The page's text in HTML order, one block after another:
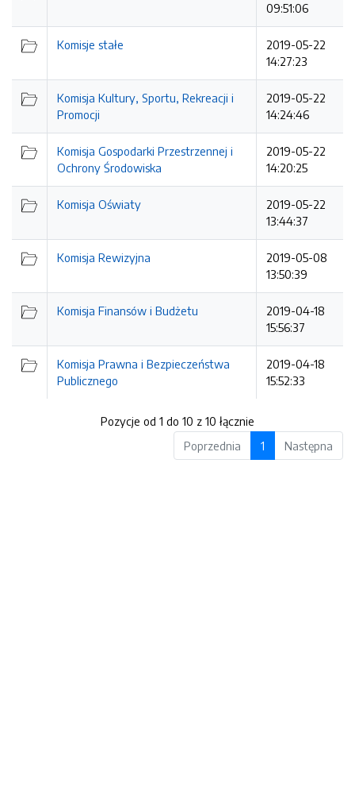
09:51:06
Komisje stałe
2019-05-22
14:27:23
Komisja Kultury, Sportu, Rekreacji i
Promocji
2019-05-22
14:24:46
Komisja Gospodarki Przestrzennej i
Ochrony Środowiska
2019-05-22
14:20:25
Komisja Oświaty
2019-05-22
13:44:37
Komisja Rewizyjna
2019-05-08
13:50:39
Komisja Finansów i Budżetu
2019-04-18
15:56:37
Komisja Prawna i Bezpieczeństwa
Publicznego
2019-04-18
15:52:33
Pozycje od 1 do 10 z 10 łącznie
Poprzednia
1 Następna